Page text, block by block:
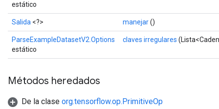
estático
Salida <?> manejar()
ParseExampleDatasetV2.Options
estático
claves irregulares
Métodos heredados
De la clase org.tensorflow.op.PrimitiveOp